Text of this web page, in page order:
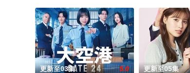
更新至03集 5.0 更新至05集